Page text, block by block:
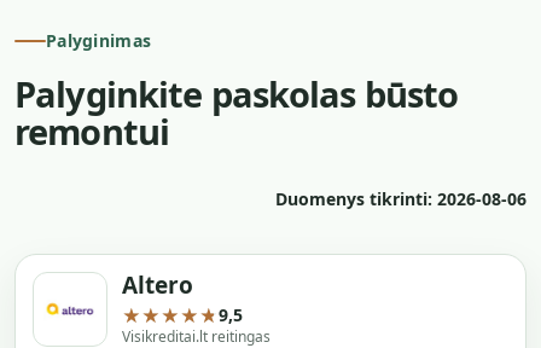
Palyginimas
Palyginkite paskolas būsto
remontui
Duomenys tikrinti: 2026-08-06
Altero
★★★★★9,5
Visikreditai.lt reitingas